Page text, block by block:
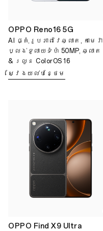
OPPO Reno16 5G
AI ផ្គុំរូបភាពវៃឆ្លាត, កាមេរ៉ា
ប្លង់ទូលាយទំហំ 50MP, ឆ្លាត
& រលូន ColorOS 16
ស្វែងយល់បន្ថែម
OPPO Find X9 Ultra